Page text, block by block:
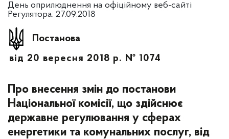
День оприлюднення на офіційному веб-сайті
Регулятора: 27.09.2018
Постанова
від 20 вересня 2018 р. № 1074
Про внесення змін до постанови
Національної комісії, що здійснює
державне регулювання у сферах
енергетики та комунальних послуг, від